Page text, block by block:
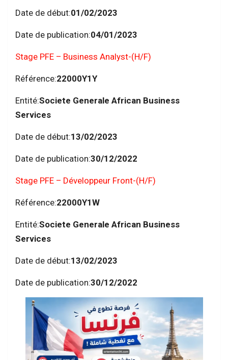
Date de début:01/02/2023
Date de publication:04/01/2023
Stage PFE – Business Analyst-(H/F)
Référence:22000Y1Y
Entité:Societe Generale African Business
Services
Date de début:13/02/2023
Date de publication:30/12/2022
Stage PFE – Développeur Front-(H/F)
Référence:22000Y1W
Entité:Societe Generale African Business
Services
Date de début:13/02/2023
Date de publication:30/12/2022